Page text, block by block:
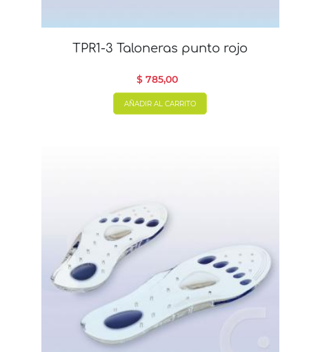
TPR1-3 Taloneras punto rojo
$ 785,00
AÑADIR AL CARRITO